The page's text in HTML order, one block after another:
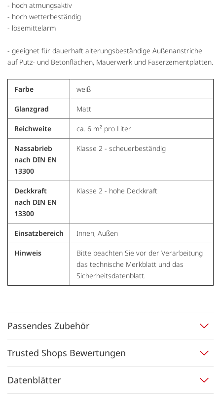
- hoch atmungsaktiv
- hoch wetterbeständig
- lösemittelarm
- geeignet für dauerhaft alterungsbeständige Außenanstriche
auf Putz- und Betonflächen, Mauerwerk und Faserzementplatten.
Farbe weiß
Glanzgrad Matt
Reichweite ca. 6 m² pro Liter
Nassabrieb
nach DIN EN
13300
Klasse 2 - scheuerbeständig
Deckkraft
nach DIN EN
13300
Klasse 2 - hohe Deckkraft
Einsatzbereich Innen, Außen
Hinweis
Bitte beachten Sie vor der Verarbeitung
das technische Merkblatt und das
Sicherheitsdatenblatt.
Passendes Zubehör
Trusted Shops Bewertungen
Datenblätter